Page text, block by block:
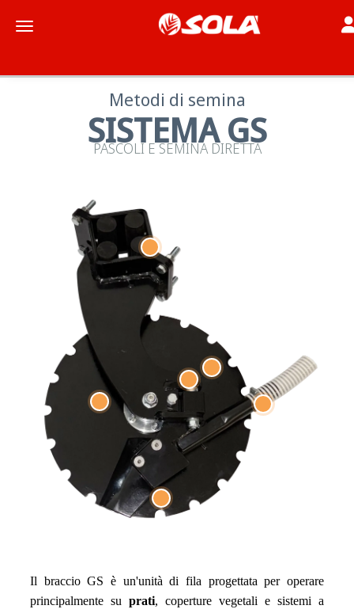
Toggle navigation
Metodi di semina
SISTEMA GS
PASCOLI E SEMINA DIRETTA
Il braccio GS è un'unità di fila progettata per operare
principalmente su prati, coperture vegetali e sistemi a